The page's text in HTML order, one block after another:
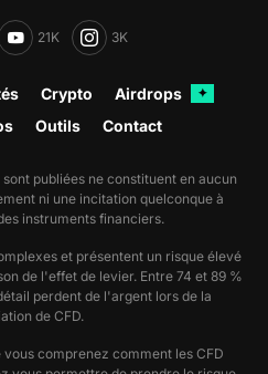
21K 3K
Crypto Airdrops ✦
Outils Contact
publiées ne constituent en aucun
ni une incitation quelconque à
instruments financiers.
et présentent un risque élevé
de l'effet de levier. Entre 74 et 89 %
perdent de l'argent lors de la
de CFD.
comprenez comment les CFD